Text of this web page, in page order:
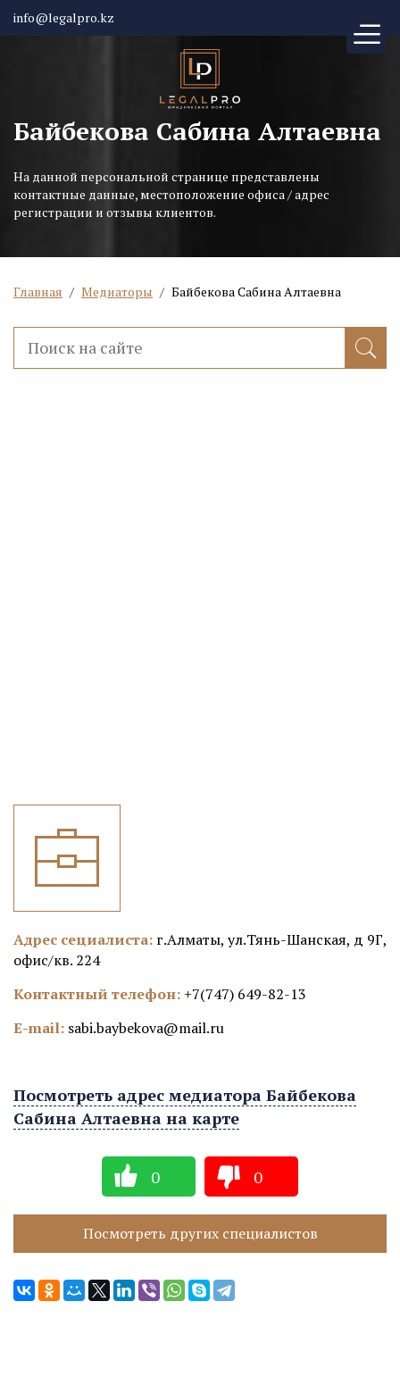
info@legalpro.kz
Байбекова Сабина Алтаевна
На данной персональной странице представлены
контактные данные, местоположение офиса / адрес
регистрации и отзывы клиентов.
Главная / Медиаторы / Байбекова Сабина Алтаевна
Адрес сециалиста: г.Алматы, ул.Тянь-Шанская, д 9Г,
офис/кв. 224
Контактный телефон: +7(747) 649-82-13
E-mail: sabi.baybekova@mail.ru
Посмотреть адрес медиатора Байбекова
Сабина Алтаевна на карте
0 0
Посмотреть других специалистов